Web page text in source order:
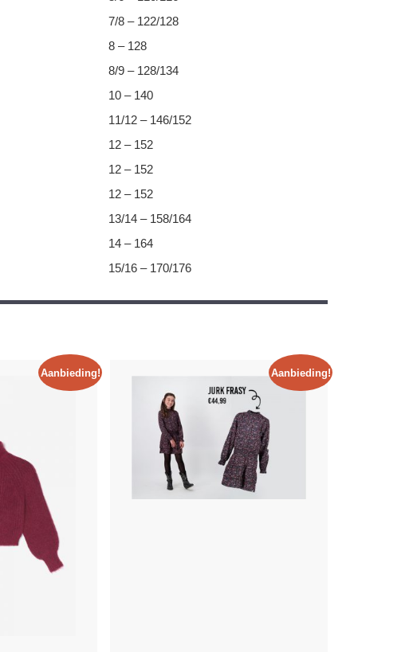
7/8 – 122/128
8 – 128
8/9 – 128/134
10 – 140
11/12 – 146/152
12 – 152
12 – 152
12 – 152
13/14 – 158/164
14 – 164
15/16 – 170/176
Aanbieding! Aanbieding!